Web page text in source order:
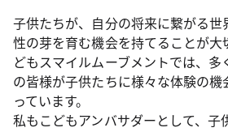
子供たちが、自分の将来に繋がる
性の芽を育む機会を持てることが大
どもスマイルムーブメントでは、
の皆様が子供たちに様々な体験の機
っています。
私もこどもアンバサダーとして、子